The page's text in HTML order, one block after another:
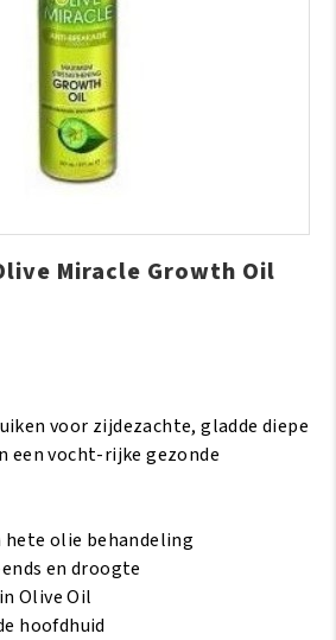
Miracle Growth Oil
voor zijdezachte, gladde diepe
een vocht-rijke gezonde
hete olie behandeling
en droogte
Olive Oil
hoofdhuid